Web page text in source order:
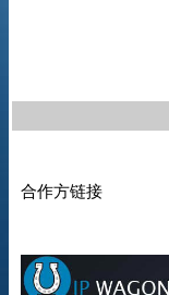
合作方链接